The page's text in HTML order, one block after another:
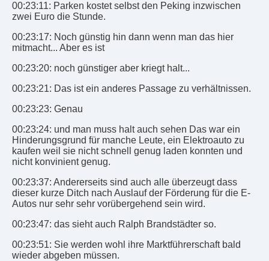
00:23:11: Parken kostet selbst den Peking inzwischen
zwei Euro die Stunde.
00:23:17: Noch günstig hin dann wenn man das hier
mitmacht... Aber es ist
00:23:20: noch günstiger aber kriegt halt...
00:23:21: Das ist ein anderes Passage zu verhältnissen.
00:23:23: Genau
00:23:24: und man muss halt auch sehen Das war ein
Hinderungsgrund für manche Leute, ein Elektroauto zu
kaufen weil sie nicht schnell genug laden konnten und
nicht konvinient genug.
00:23:37: Andererseits sind auch alle überzeugt dass
dieser kurze Ditch nach Auslauf der Förderung für die E-
Autos nur sehr sehr vorübergehend sein wird.
00:23:47: das sieht auch Ralph Brandstädter so.
00:23:51: Sie werden wohl ihre Marktführerschaft bald
wieder abgeben müssen.